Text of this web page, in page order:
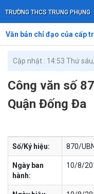
TRƯỜNG THCS TRUNG PHỤNG
Văn bản chỉ đạo của cấp
Cập nhật : 14:53 Thứ
Công văn số
Quận Đống Đa
Số/Ký hiệu: 870/
Ngày ban
hành:
10/8/